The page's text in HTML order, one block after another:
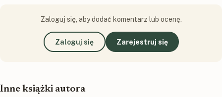
Zaloguj się, aby dodać komentarz lub ocenę.
Zaloguj się Zarejestruj się
Inne książki autora